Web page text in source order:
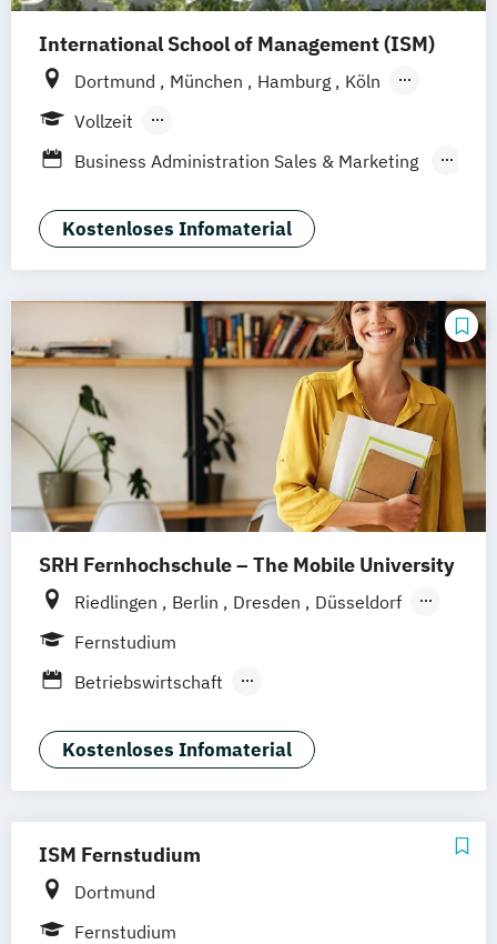
International School of Management (ISM)
Dortmund München Hamburg
Köln
Stuttgart
Vollzeit
Berufsbegleitendes Präsenzstudium
Business Administration Sales & Marketing
Management Marketing
CRM & Vertrieb (DE/EN)
Strategic Marketing Management (DE/EN)
Kostenloses Infomaterial
SRH Fernhochschule – The Mobile University
Riedlingen Berlin Dresden
Düsseldorf
Hamburg
Mannheim Wertheim
Frankfurt am Main Hamm
Fernstudium
Betriebswirtschaft
Betriebswirtschaft und Interkulturelle
Kommunikation
Kommunikation und Content Creation
Kommunikation und Medienmanagement
Kommunikationsdesign
Kostenloses Infomaterial
ISM Fernstudium
Dortmund
Fernstudium